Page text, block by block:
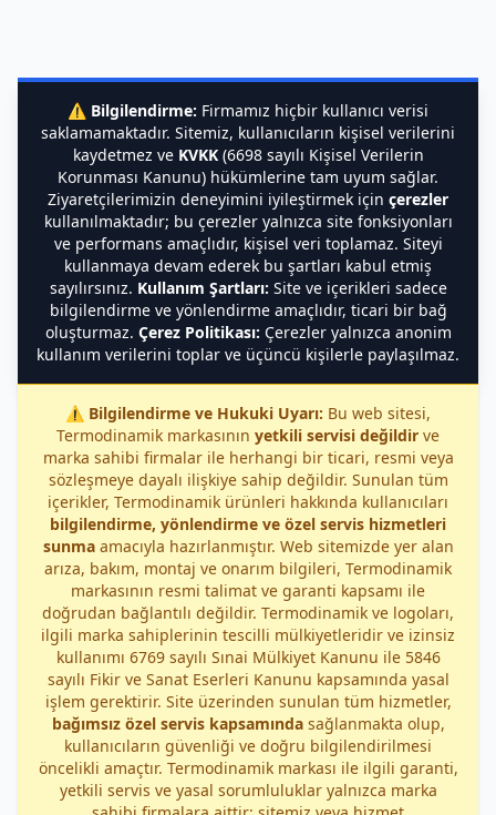
⚠️ Bilgilendirme: Firmamız hiçbir kullanıcı verisi
saklamamaktadır. Sitemiz, kullanıcıların kişisel verilerini
kaydetmez ve KVKK(6698 sayılı Kişisel Verilerin
Korunması Kanunu) hükümlerine tam uyum sağlar.
Ziyaretçilerimizin deneyimini iyileştirmek için çerezler
kullanılmaktadır; bu çerezler yalnızca site fonksiyonları
ve performans amaçlıdır, kişisel veri toplamaz. Siteyi
kullanmaya devam ederek bu şartları kabul etmiş
sayılırsınız. Kullanım Şartları: Site ve içerikleri sadece
bilgilendirme ve yönlendirme amaçlıdır, ticari bir bağ
oluşturmaz. Çerez Politikası: Çerezler yalnızca anonim
kullanım verilerini toplar ve üçüncü kişilerle paylaşılmaz.
⚠️ Bilgilendirme ve Hukuki Uyarı: Bu web sitesi,
Termodinamik markasının yetkili servisi değildir ve
marka sahibi firmalar ile herhangi bir ticari, resmi veya
sözleşmeye dayalı ilişkiye sahip değildir. Sunulan tüm
içerikler, Termodinamik ürünleri hakkında kullanıcıları
bilgilendirme, yönlendirme ve özel servis hizmetleri
sunmaamacıyla hazırlanmıştır. Web sitemizde yer alan
arıza, bakım, montaj ve onarım bilgileri, Termodinamik
markasının resmi talimat ve garanti kapsamı ile
doğrudan bağlantılı değildir. Termodinamik ve logoları,
ilgili marka sahiplerinin tescilli mülkiyetleridir ve izinsiz
kullanımı 6769 sayılı Sınai Mülkiyet Kanunu ile 5846
sayılı Fikir ve Sanat Eserleri Kanunu kapsamında yasal
işlem gerektirir. Site üzerinden sunulan tüm hizmetler,
bağımsız özel servis kapsamındasağlanmakta olup,
kullanıcıların güvenliği ve doğru bilgilendirilmesi
öncelikli amaçtır. Termodinamik markası ile ilgili garanti,
yetkili servis ve yasal sorumluluklar yalnızca marka